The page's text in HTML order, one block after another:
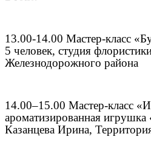
13.00-14.00 Мастер-класс
5 человек, студия
Железнодорожного района
14.00–15.00 Мастер-класс
ароматизированная игрушка
Казанцева Ирина,